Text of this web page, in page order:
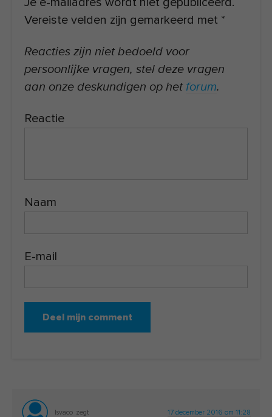
Vereiste velden zijn gemarkeerd met *
Reacties zijn niet bedoeld voor
persoonlijke vragen, stel deze vragen
aan onze deskundigen op het forum.
Reactie
Naam
E-mail
Isvaco zegt 17 december 2016 om 11:28